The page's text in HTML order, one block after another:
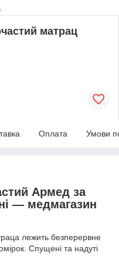
матрац
Оплата Умови
Армед за
— медмагазин
лежить безперервне
Спущені та надуті